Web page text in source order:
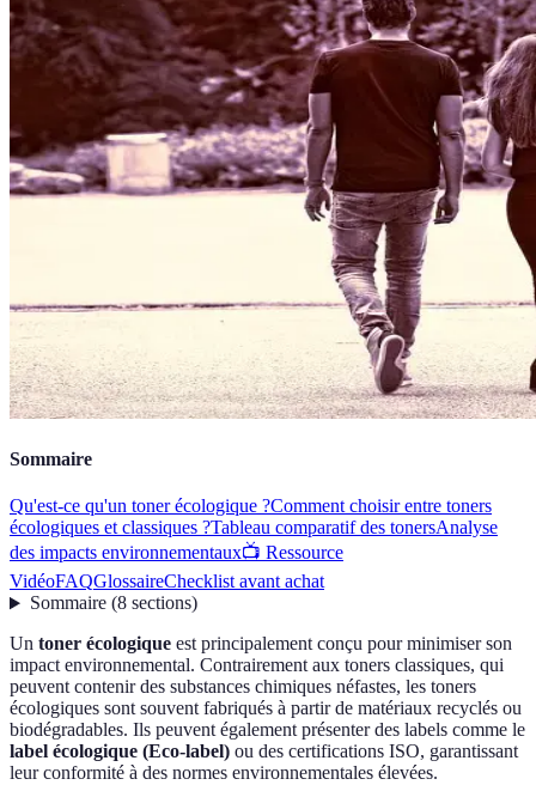
Sommaire
Qu'est-ce qu'un toner écologique ?Comment choisir entre toners
écologiques et classiques ?Tableau comparatif des tonersAnalyse
des impacts environnementaux📺 Ressource
VidéoFAQGlossaireChecklist avant achat
Sommaire(8 sections)
Un toner écologique est principalement conçu pour minimiser son
impact environnemental. Contrairement aux toners classiques, qui
peuvent contenir des substances chimiques néfastes, les toners
écologiques sont souvent fabriqués à partir de matériaux recyclés ou
biodégradables. Ils peuvent également présenter des labels comme le
label écologique (Eco-label) ou des certifications ISO, garantissant
leur conformité à des normes environnementales élevées.